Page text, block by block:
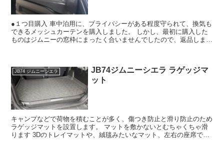
●１つ目購入 車中泊用に、プライバシーがある程度守られて、換気も
できるメッシュカーテンを購入しました。 しかし、最初に購入した
ものはジムニーの窓枠にまったく合いませんでしたので、返品しまし
JB74 ジムニーシエラ
JB74ジムニーシエラ ラゲッジマ
ット
キャンプなどで荷物を積むことが多く、傷つき防止と滑り防止のため
ラゲッジマットを設置します。 マットを敷かないとむちゃくちゃ滑
ります 3Dのトレイマットや、絨毯みたいなマット、左右の座席で分